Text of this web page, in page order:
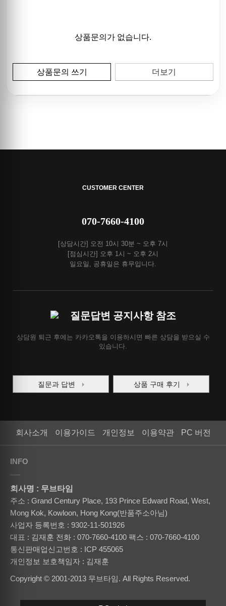
상품문의가 없습니다.
상품문의 쓰기 더보기
CUSTOMER CENTER
070-7660-4100
[상담시간] 오전 10시 30분 ~ 오후 7시
[점심시간] 오후 1시 ~ 오후 2시
일요일, 공휴일은 휴무입니다.
질문답변 공지사항 참조
상담원 퇴근 후에는 카카오톡을 이용하시면 빠른 상담을 받으실 수
있습니다.
질문과 답변 상품 구매 후기
회사소개 이용가이드 개인정보 이용약관 PC 버전
INFO
회사명 : 무브타임
주소 : Grand Century Place, 193 Prince Edward Road, West,
Mong Kok, Kowloon, Hong Kong(반품주소아님)
사업자 등록번호 : 9302-11-501926
대표 : 김재훈 전화 : 070-7660-4100 팩스 : 070-7660-4100
통신판매업신고번호 : ICP 455065
개인정보 보호책임자 : 김재훈
Copyright © 2001-2013 무브타임. All Rights Reserved.